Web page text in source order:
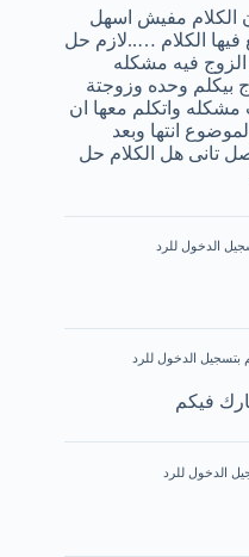
الكلام مفيش اسهل
الكلام …..لازم حل
فيه مشكله
وحده وزوجتة
واتكلم معها ان
انتها وبعد
تانى هل الكلام حل
الدخول للرد
بتسجيل الدخول للرد
فيكم
الدخول للرد